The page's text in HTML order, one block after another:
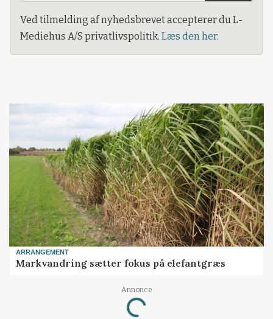
Ved tilmelding af nyhedsbrevet accepterer du L-
Mediehus A/S privatlivspolitik. Læs den her.
ARRANGEMENT
Markvandring sætter fokus på elefantgræs
Annonce
Loading...